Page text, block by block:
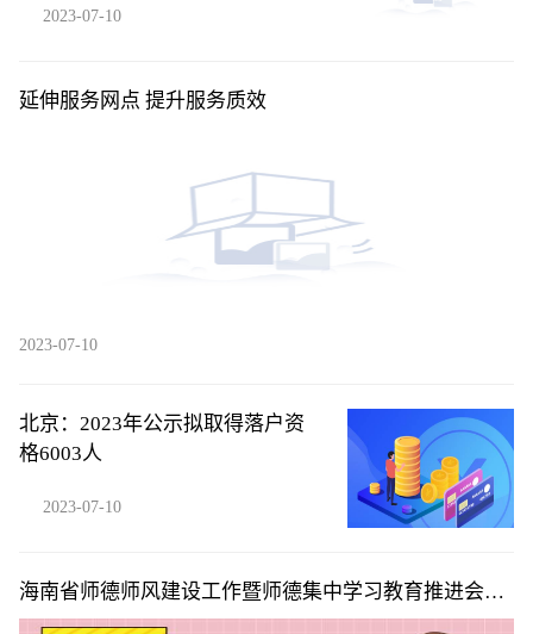
2023-07-10
延伸服务网点 提升服务质效
2023-07-10
北京：2023年公示拟取得落户资
格6003人
2023-07-10
海南省师德师风建设工作暨师德集中学习教育推进会在
海口召开